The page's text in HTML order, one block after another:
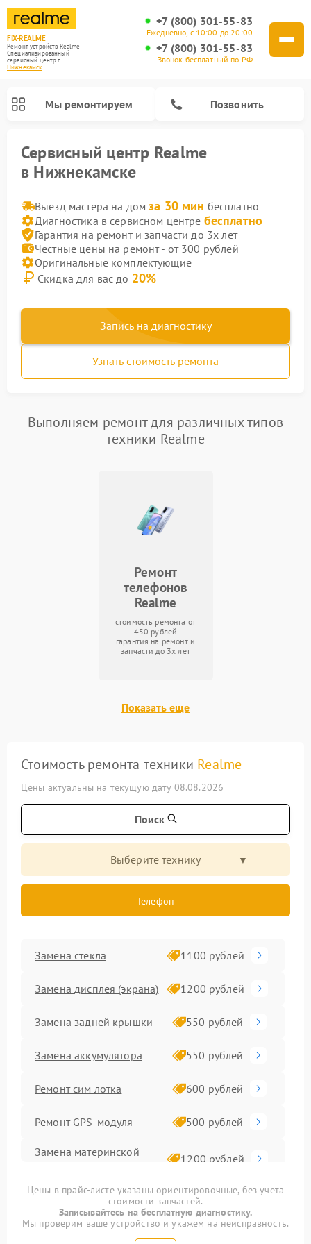
FIX-REALME
Ремонт устройств Realme
Специализированный
cервисный центр г.
Нижнекамск
+7 (800) 301-55-83
Ежедневно, с 10:00 до 20:00
+7 (800) 301-55-83
Звонок бесплатный по РФ
Мы ремонтируем Позвонить
Сервисный центр Realme
в Нижнекамске
Выезд мастера на домза 30 мин бесплатно
Диагностика в сервисном центре бесплатно
Гарантия на ремонт и запчасти до 3х лет
Честные цены на ремонт - от 300 рублей
Оригинальные комплектующие
Скидка для вас до 20%
Запись на диагностику
Узнать стоимость ремонта
Выполняем ремонт для различных типов
техники Realme
Ремонт
телефонов
Realme
стоимость ремонта от
450 рублей
гарантия на ремонт и
запчасти до 3х лет
Показать еще
Стоимость ремонта техники Realme
Цены актуальны на текущую дату 08.08.2026
Поиск
Выберите технику
Телефон
Замена стекла 1100 рублей
Замена дисплея (экрана) 1200 рублей
Замена задней крышки 550 рублей
Замена аккумулятора 550 рублей
Ремонт сим лотка 600 рублей
Ремонт GPS-модуля 500 рублей
Замена материнской
1200 рублей
Ремонт
мультиконтроллера
1000 рублей
Цены в прайс-листе указаны ориентировочные, без учета
стоимости запчастей.
Записывайтесь на бесплатную диагностику.
Мы проверим ваше устройство и укажем на неисправность.